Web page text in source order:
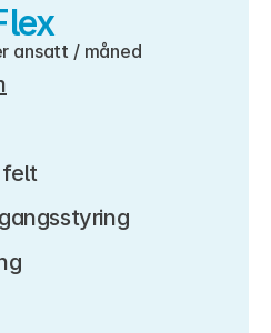
ansatt / måned
felt